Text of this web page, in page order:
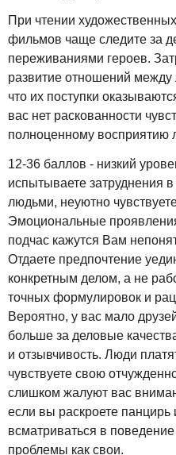
При чтении
фильмов чаще следите за
переживаниями героев.
развитие отношений между
что их поступки
вас нет раскованности
полноценному восприятию
12-36 баллов - низкий
испытываете затруднения
людьми, неуютно
Эмоциональные
подчас кажутся Вам
Отдаете предпочтение
конкретным делом, а не
точных формулировок и
Вероятно, у вас мало
больше за деловые
и отзывчивость. Люди
чувствуете свою
слишком жалуют вас
если вы раскроете панцирь
всматриваться в
проблемы как свои.